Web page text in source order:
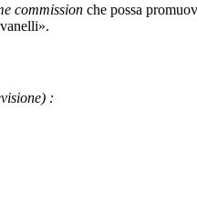
commission che possa
».
: